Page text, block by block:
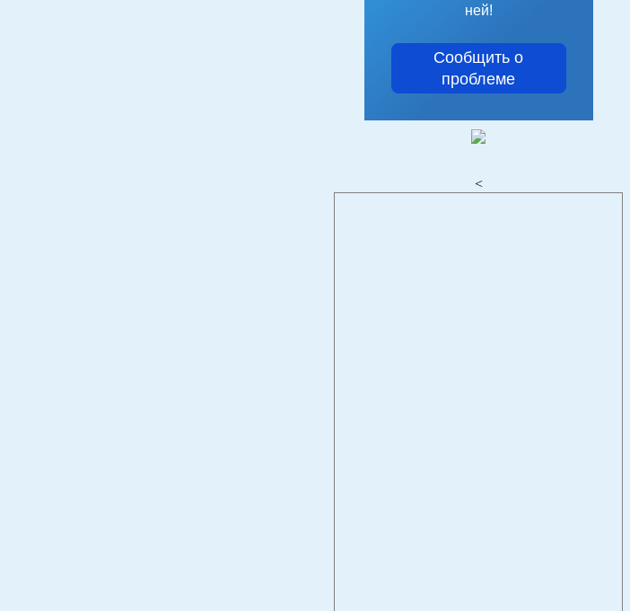
ней!
Сообщить о
проблеме
<